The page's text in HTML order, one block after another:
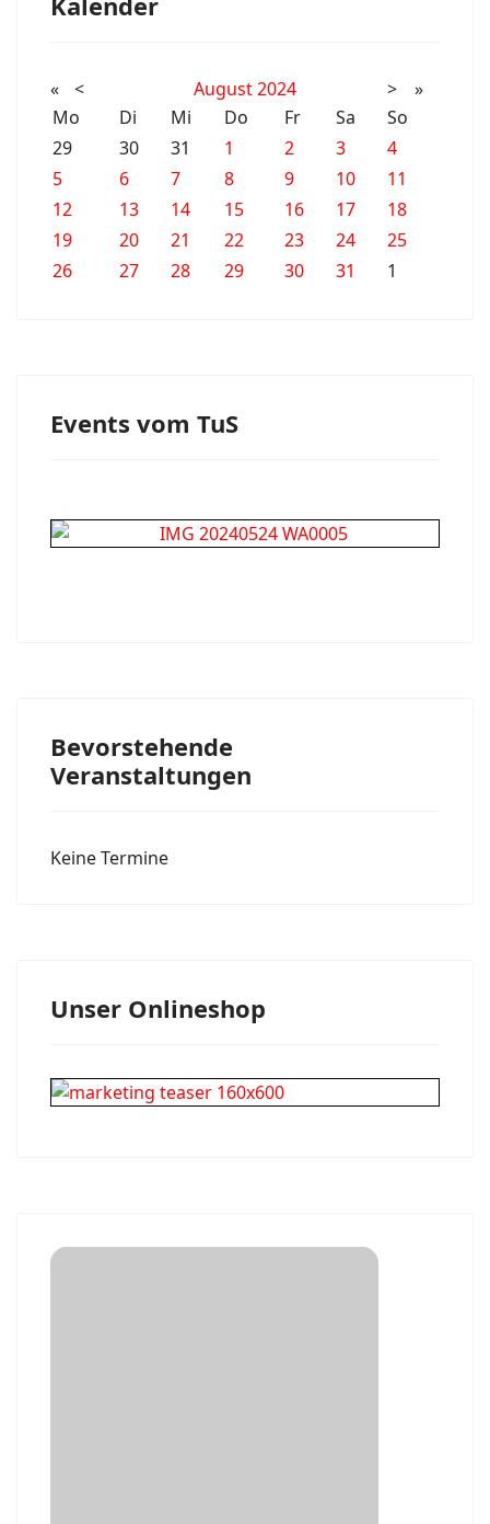
« < August 2024 >
»
Mo
Di Mi Do Fr Sa
So
29
30 31 1 2 3
4
5
6 7 8 9 10
11
12
13 14 15 16 17
18
19
20 21 22 23 24
25
26
27 28 29 30 31 1
Events vom TuS
Bevorstehende
Veranstaltungen
Keine Termine
Unser Onlineshop